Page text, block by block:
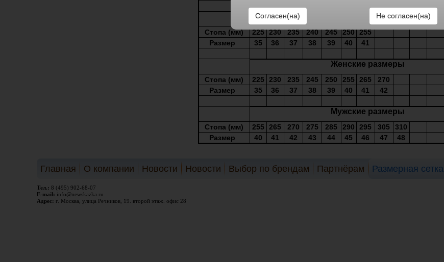
Подростковые размеры
Cтопа (мм) 225 230 235 240 245 250 255
Размер
35 36 37 38 39 40 41
Женские размеры
Cтопа (мм) 225 230 235 245 250 255 265
270
Размер
35 36 37 38 39 40 41 42
Мужские размеры
Cтопа (мм) 255 265 270 275 285 290 295 305
310
Размер
40 41 42 43 44 45 46 47 48
Главная О компании Новости Новости Выбор по брендам Партнёрам Размерная сетка
Тел.: 8 (495) 902-68-07
E-mail: info@newskazka.ru
Адрес: г. Москва, улица Речников, 19. второй этаж. офис 28
Не согласен(на)